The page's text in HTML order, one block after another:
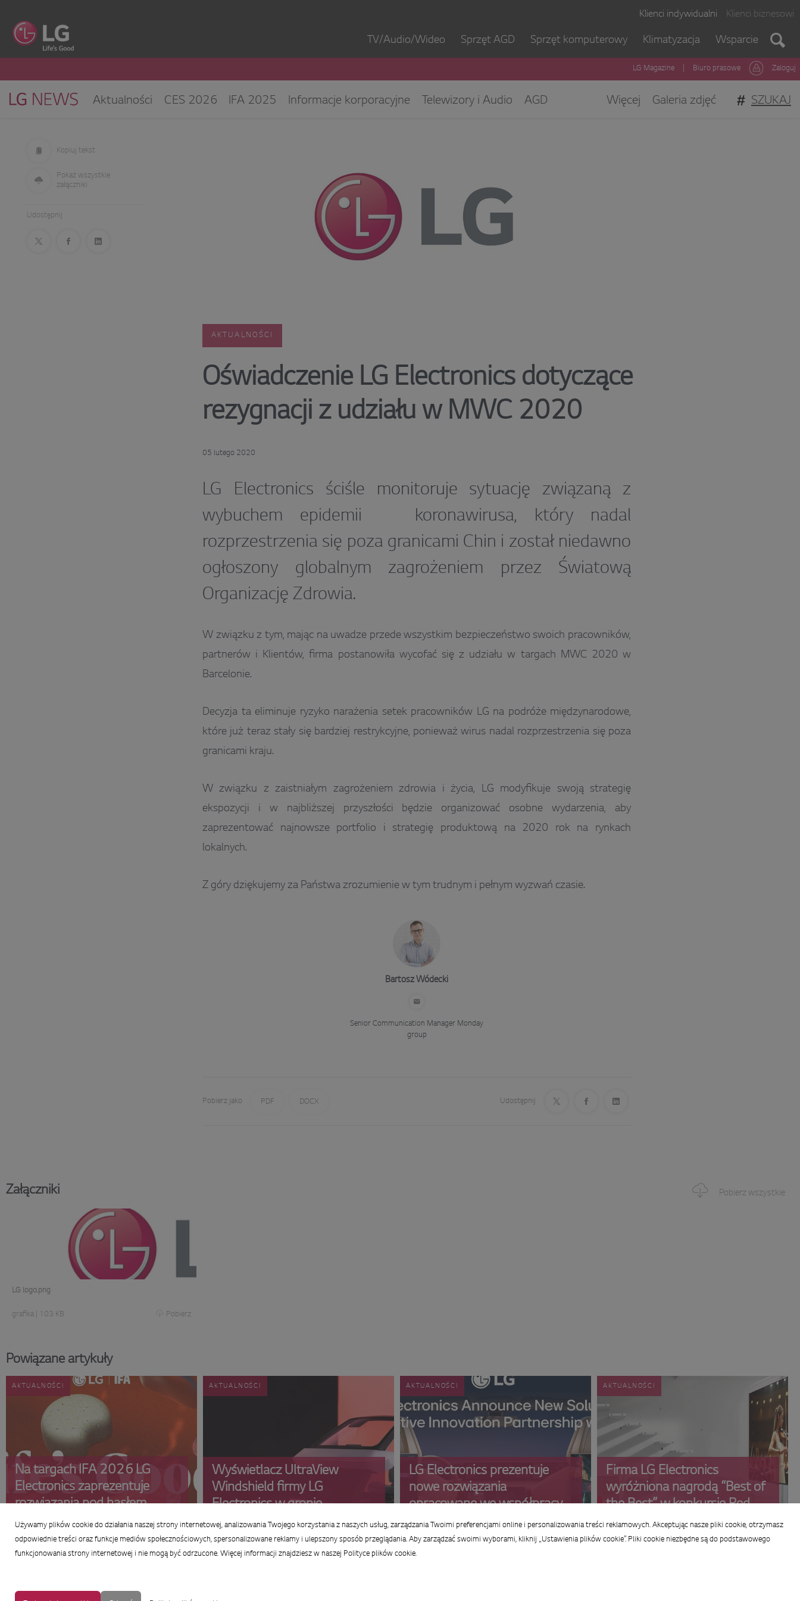
Klienci indywidualni Klienci biznesowi
TV/Audio/Wideo Sprzęt AGD Sprzęt komputerowy Klimatyzacja Wsparcie
LG Magazine Biuro prasowe Zaloguj
Aktualności CES 2026 IFA 2025 Informacje korporacyjne Telewizory i Audio
AGD
Więcej Galeria zdjęć # SZUKAJ
Kopiuj tekst
Pokaż wszystkie
załączniki
Udostępnij
AKTUALNOŚCI
Oświadczenie LG Electronics dotyczące
rezygnacji z udziału w MWC 2020
05 lutego 2020
LG Electronics ściśle monitoruje sytuację związaną z
wybuchem epidemii koronawirusa, który nadal
rozprzestrzenia się poza granicami Chin i został niedawno
ogłoszony globalnym zagrożeniem przez Światową
Organizację Zdrowia.
W związku z tym, mając na uwadze przede wszystkim bezpieczeństwo swoich pracowników,
partnerów i Klientów, firma postanowiła wycofać się z udziału w targach MWC 2020 w
Barcelonie.
Decyzja ta eliminuje ryzyko narażenia setek pracowników LG na podróże międzynarodowe,
które już teraz stały się bardziej restrykcyjne, ponieważ wirus nadal rozprzestrzenia się poza
granicami kraju.
W związku z zaistniałym zagrożeniem zdrowia i życia, LG modyfikuje swoją strategię
ekspozycji i w najbliższej przyszłości będzie organizować osobne wydarzenia, aby
zaprezentować najnowsze portfolio i strategię produktową na 2020 rok na rynkach
lokalnych.
Z góry dziękujemy za Państwa zrozumienie w tym trudnym i pełnym wyzwań czasie.
Bartosz Wódecki
Senior Communication Manager Monday
group
Pobierz jako PDF DOCX Udostępnij
Załączniki Pobierz wszystkie
LG logo.png
grafika 103 KB Pobierz
Powiązane artykuły
AKTUALNOŚCI
Na targach IFA 2026 LG
Electronics zaprezentuje
rozwiązania pod hasłem
„Innowacje dostosowane do
Twoich potrzeb”
AKTUALNOŚCI
Wyświetlacz UltraView
Windshield firmy LG
Electronics w gronie
finalistów nagrody PACE Pilot
Award 2026
AKTUALNOŚCI
LG Electronics prezentuje
nowe rozwiązania
opracowane we współpracy z
Google dla branży
motoryzacyjnej
AKTUALNOŚCI
Firma LG Electronics
wyróżniona nagrodą “Best of
the Best” w konkursie Red
Dot Design Award 2026
Używamy plików cookie do działania naszej strony internetowej, analizowania Twojego korzystania z naszych usług, zarządzania Twoimi preferencjami online i personalizowania treści reklamowych. Akceptując nasze pliki cookie, otrzymasz
odpowiednie treści oraz funkcje mediów społecznościowych, spersonalizowane reklamy i ulepszony sposób przeglądania. Aby zarządzać swoimi wyborami, kliknij „Ustawienia plików cookie”. Pliki cookie niezbędne są do podstawowego
funkcjonowania strony internetowej i nie mogą być odrzucone. Więcej informacji znajdziesz w naszej Polityce plików cookie.